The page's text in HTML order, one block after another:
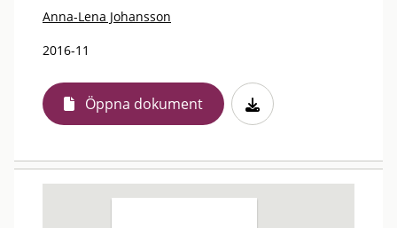
Anna-Lena Johansson
2016-11
Öppna dokument